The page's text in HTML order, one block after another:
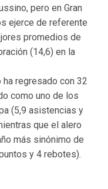
pero en Gran
ejerce de referente
promedios de
(14,6) en la
ha regresado con 32
como uno de los
(5,9 asistencias y
que el alero
más sinónimo de
y 4 rebotes).